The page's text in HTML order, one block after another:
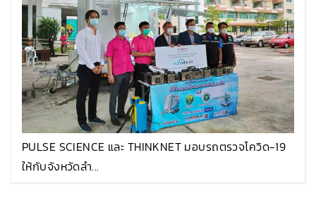
PULSE SCIENCE และ THINKNET มอบรถตรวจโควิด-19
ให้กับจังหวัดลำ...